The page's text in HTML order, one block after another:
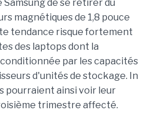
de se retirer du
magnétiques de 1,8 pouce
tendance risque fortement
des laptops dont la
par les capacités
d'unités de stockage. In
pourraient ainsi voir leur
trimestre affecté.